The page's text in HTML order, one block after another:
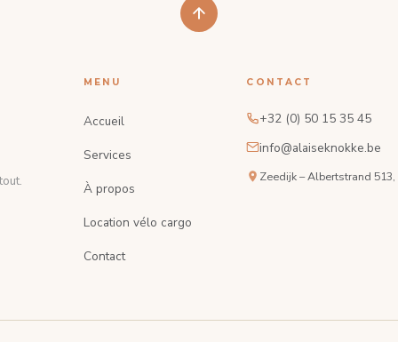
MENU
Accueil
Services
À propos
Location vélo cargo
Contact
CONTACT
+32 (0) 50 15 35 45
info@alaiseknokke.be
Zeedijk – Albertstrand 513,